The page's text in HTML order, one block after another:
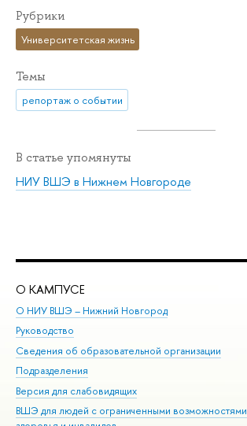
Рубрики
Университетская жизнь
Темы
репортаж о событии
В статье упомянуты
НИУ ВШЭ в Нижнем Новгороде
О КАМПУСЕ
О НИУ ВШЭ – Нижний Новгород
Руководство
Сведения об образовательной организации
Подразделения
Версия для слабовидящих
ВШЭ для людей с ограниченными возможностями